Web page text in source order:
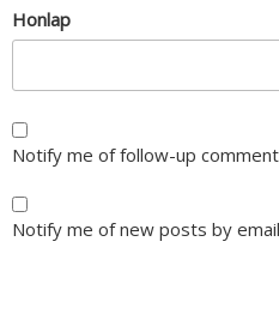
Honlap
Notify me of follow-up
Notify me of new posts by